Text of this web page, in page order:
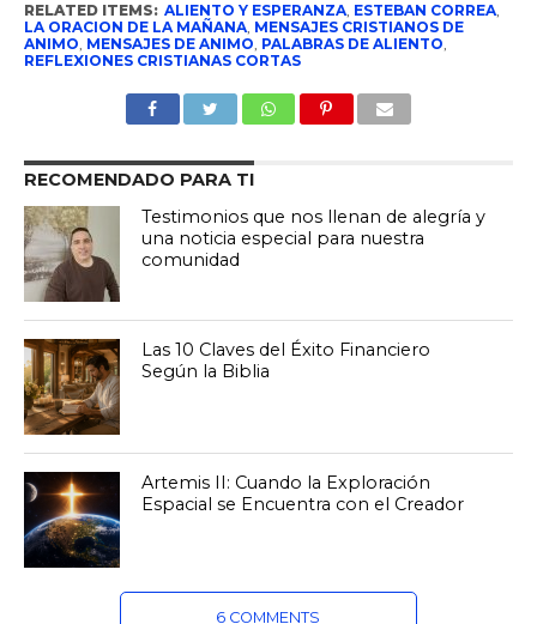
RELATED ITEMS: ALIENTO Y ESPERANZA, ESTEBAN CORREA,
LA ORACION DE LA MAÑANA, MENSAJES CRISTIANOS DE
ANIMO, MENSAJES DE ANIMO, PALABRAS DE ALIENTO,
REFLEXIONES CRISTIANAS CORTAS
RECOMENDADO PARA TI
Testimonios que nos llenan de alegría y
una noticia especial para nuestra
comunidad
Las 10 Claves del Éxito Financiero
Según la Biblia
Artemis II: Cuando la Exploración
Espacial se Encuentra con el Creador
6 COMMENTS